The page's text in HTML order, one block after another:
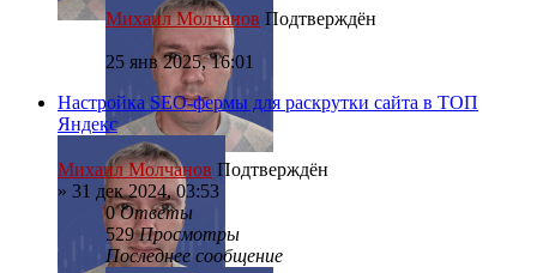
Михаил Молчанов Подтверждён
25 янв 2025, 16:01
Настройка SEO-фермы для раскрутки сайта в ТОП
Яндекс
Михаил Молчанов Подтверждён
» 31 дек 2024, 03:53
0Ответы
529Просмотры
Последнее сообщение